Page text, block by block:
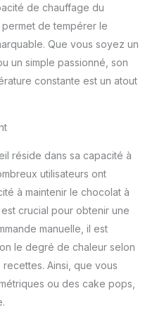
ce qui
une utilisation à
terme. Réchauffez
fondre
de chocolat.
faire raffiné et
à choco
très pratique à
Ses
élevées
pour les
artisanales
boulangers à
SELON LE
bougies artisanales
de chauffage du
de tempérer le
Que vous soyez un
un simple passionné, son
constante est un atout
réside dans sa capacité à
utilisateurs ont
à maintenir le chocolat à
crucial pour obtenir une
manuelle, il est
le degré de chaleur selon
Ainsi, que vous
ou des cake pops,